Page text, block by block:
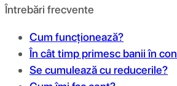
Întrebări frecvente
Cum funcționează?
În cât timp primesc banii în
Se cumulează cu reducerile?